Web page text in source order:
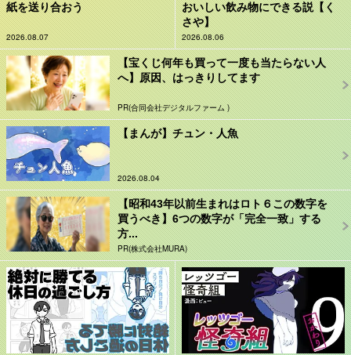
紙を送り合おう
2026.08.07
おいしい飲み物にできる説【く
さや】
2026.08.06
【宝くじ何年も買って一度も当たらない人
へ】原因、はっきりしてます
PR(合同会社デジタルファーム )
【まんが】チュン・人魚
2026.08.04
【昭和43年以前生まれはロト６この数字を
買うべき】6つの数字が「完全一致」する
方...
PR(株式会社MURA)